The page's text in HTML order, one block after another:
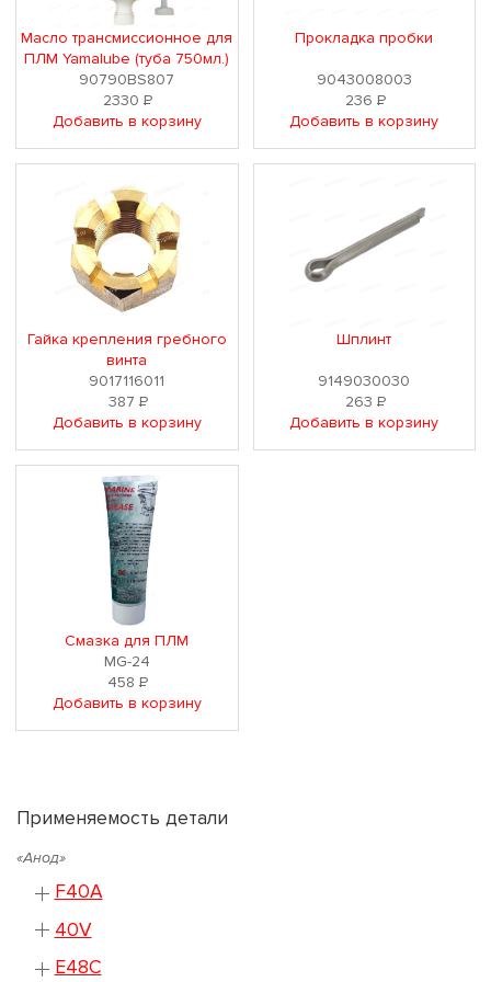
Масло трансмиссионное для
ПЛМ Yamalube (туба 750мл.)
90790BS807
2330Р
Добавить в корзину
Прокладка пробки
9043008003
236 Р
Добавить в корзину
Гайка крепления гребного
винта
9017116011
387 Р
Добавить в корзину
Шплинт
9149030030
263 Р
Добавить в корзину
Смазка для ПЛМ
MG-24
458Р
Добавить в корзину
Применяемость детали
«Анод»
F40A
40V
E48C